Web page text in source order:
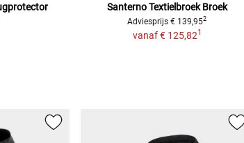
Santerno Textielbroek Broek
Adviesprijs € 139,952
vanaf € 125,821